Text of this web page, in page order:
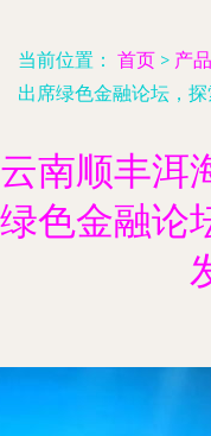
当前位置： 首页 > 产
出席绿色金融论坛，
云南顺丰洱
绿色金融论